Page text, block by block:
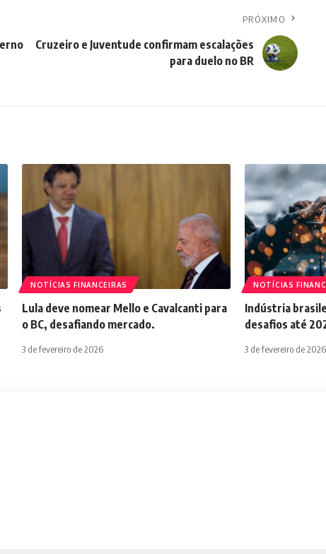
PRÓXIMO
Cruzeiro e Juventude confirmam escalações
para duelo no BR
NOTÍCIAS FINANCEIRAS
Lula deve nomear Mello e Cavalcanti para
o BC, desafiando mercado.
3 de fevereiro de 2026
NOTÍCIAS
Indústria
desafios até
3 de fevereiro de 2026